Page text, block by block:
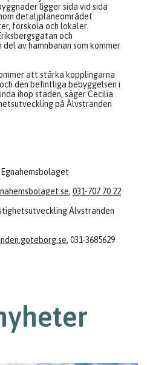
ligger sida vid sida
detaljplaneområdet
förskola och lokaler.
och
av hamnbanan som kommer
att stärka kopplingarna
den befintliga bebyggelsen i
ihop staden, säger Cecilia
på Älvstranden
, 031-707 70 22
Älvstranden
, 031-3685629